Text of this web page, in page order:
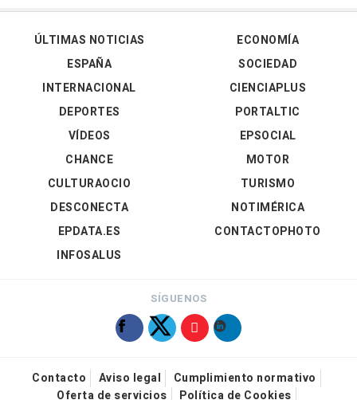
ÚLTIMAS NOTICIAS
ESPAÑA
INTERNACIONAL
DEPORTES
VÍDEOS
ECONOMÍA
SOCIEDAD
CIENCIAPLUS
PORTALTIC
EPSOCIAL
CHANCE
CULTURAOCIO
DESCONECTA
EPDATA.ES
INFOSALUS
MOTOR
TURISMO
NOTIMÉRICA
CONTACTOPHOTO
SÍGUENOS
Contacto Aviso legal
Cumplimiento normativo
Oferta de servicios
Política de Cookies